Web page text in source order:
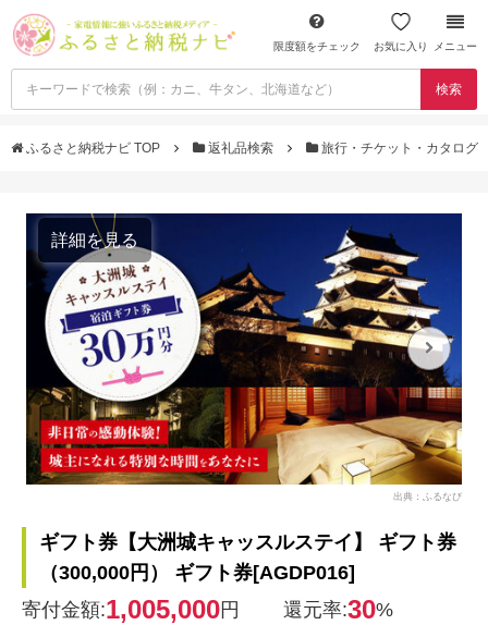
限度額をチェック お気に入り メニュー
検索
ふるさと納税ナビ TOP 返礼品検索 旅行・チケット・カタログ
詳細を見る
出典：ふるなび
ギフト券【大洲城キャッスルステイ】 ギフト券
（300,000円） ギフト券[AGDP016]
寄付金額:1,005,000円 還元率:30%